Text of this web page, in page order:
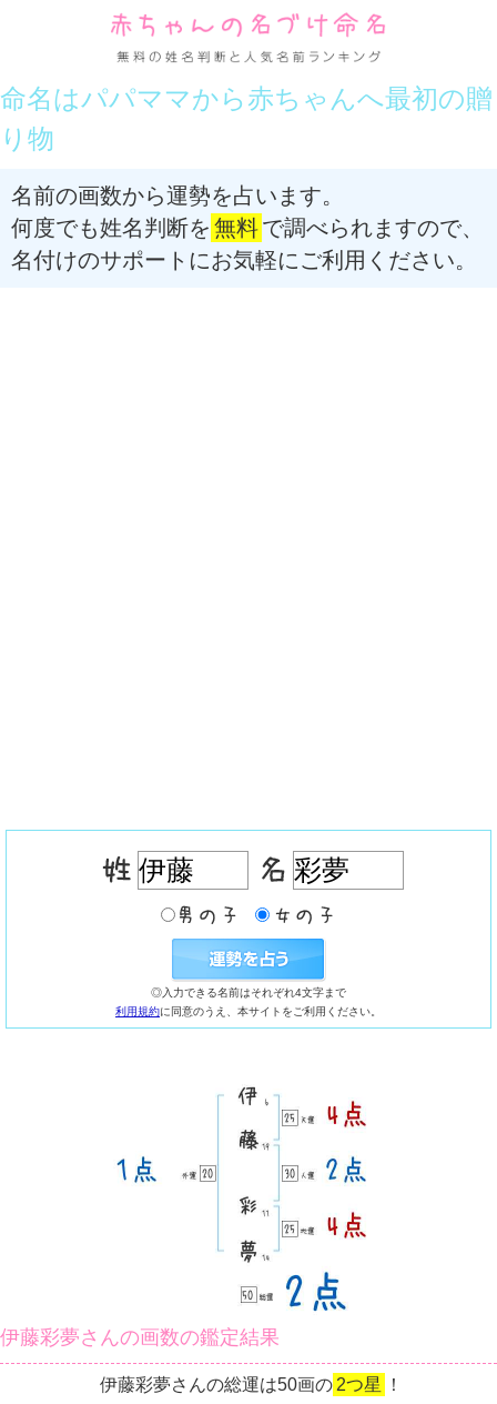
命名はパパママから赤ちゃんへ最初の贈
り物
名前の画数から運勢を占います。
何度でも姓名判断を 無料で調べられますので、
名付けのサポートにお気軽にご利用ください。
◎入力できる名前はそれぞれ4文字まで
利用規約に同意のうえ、本サイトをご利用ください。
伊藤彩夢さんの画数の鑑定結果
伊藤彩夢さんの総運は50画の 2つ星 ！